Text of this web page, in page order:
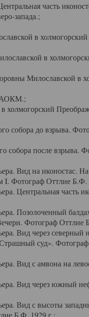
часть
запада.;
в
в
Милославской в
АОКМ.;
собора до взрыва.
собора после взрыва.
Вид на иконостас.
I. Фотограф Оттлие Б.Ф.
Центральная часть
Позолоченный
Фотограф Оттлие
Вид через северный
суд».
Вид с амвона на
Вид через южный
Вид с высоты
Б.Ф. 1929 г.;